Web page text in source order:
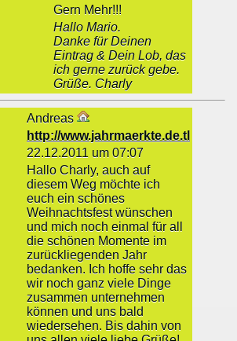
Gern Mehr!!!
Hallo Mario.
Danke für Deinen
Eintrag & Dein Lob, das
ich gerne zurück gebe.
Grüße. Charly
Andreas
http://www.jahrmaerkte.de.tl
22.12.2011 um 07:07
Hallo Charly, auch auf
diesem Weg möchte ich
euch ein schönes
Weihnachtsfest wünschen
und mich noch einmal für all
die schönen Momente im
zurückliegenden Jahr
bedanken. Ich hoffe sehr das
wir noch ganz viele Dinge
zusammen unternehmen
können und uns bald
wiedersehen. Bis dahin von